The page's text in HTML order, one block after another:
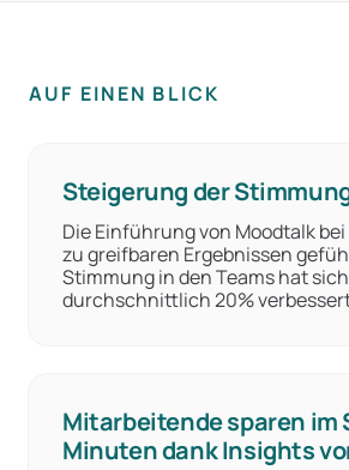
AUF EINEN BLICK
Steigerung der
Die Einführung von Moodtalk bei
zu greifbaren Ergebnissen
Stimmung in den Teams hat
durchschnittlich 20%
Mitarbeitende sparen im
Minuten dank Insights